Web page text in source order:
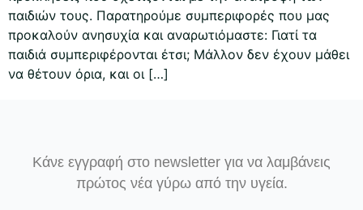
παιδιών τους. Παρατηρούμε συμπεριφορές που μας
προκαλούν ανησυχία και αναρωτιόμαστε: Γιατί τα
παιδιά συμπεριφέρονται έτσι; Μάλλον δεν έχουν μάθει
να θέτουν όρια, και οι […]
Κάνε εγγραφή στο newsletter για να λαμβάνεις
πρώτος νέα γύρω από την υγεία.